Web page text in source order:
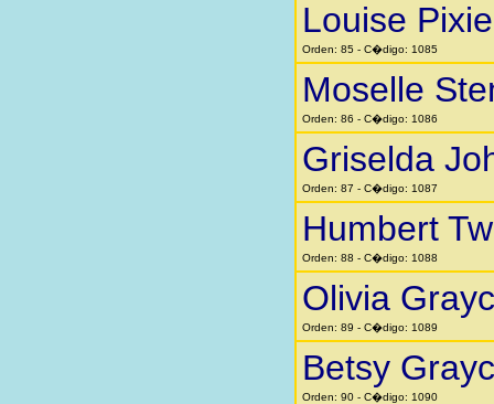
Louise
Orden: 85 - C�digo: 1085
Moselle
Orden: 86 - C�digo: 1086
Griselda
Orden: 87 - C�digo: 1087
Humbert
Orden: 88 - C�digo: 1088
Olivia
Orden: 89 - C�digo: 1089
Betsy
Orden: 90 - C�digo: 1090